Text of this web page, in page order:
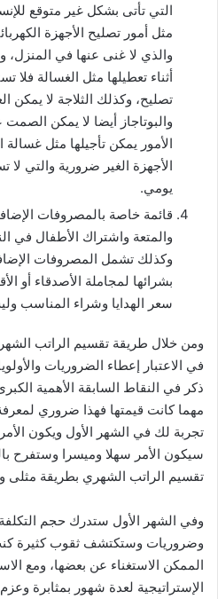
التي تأتى بشكل غير متوقع
مثل أمور تصليح الأجهزة
والذي لا غنى عنها في
أثناء تعطيلها مثل الغسالة فلا
تصليح، وكذلك الثلاجة لا يمكن
والبوتاجاز أيضا لا يمكن
الأمور يمكن تأجيلها مثل
الأجهزة الغير ضرورية والتي
يومي.
قائمة خاصة بالمصروفات
والمتعة واشتراك الأطفال في
وكذلك تشمل المصروفات
بشرائها لمجاملة الأصدقاء أو
سعر الهدايا وشراء المناسب
ومن خلال طريقة تقسيم الراتب
في الاعتبار إعطاء الضروريات
ذكر في النقاط السابقة الأهمية
مهما كانت قيمتها فهذا ضروري
تجربة لك في الشهر الأول ويكون
سيكون الأمر سهلا وميسرا وستفرح
تقسيم الراتب الشهري بطريقة مثلى
وفي الشهر الأول ستدرك حجم
وضروريات وستكتشف ثقوب كثيرة
الممكن الاستغناء عن بعضها، ومع
الإستراتيجية لعدة شهور بمثابرة